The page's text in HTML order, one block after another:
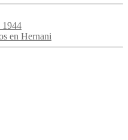
1944
en Hernani